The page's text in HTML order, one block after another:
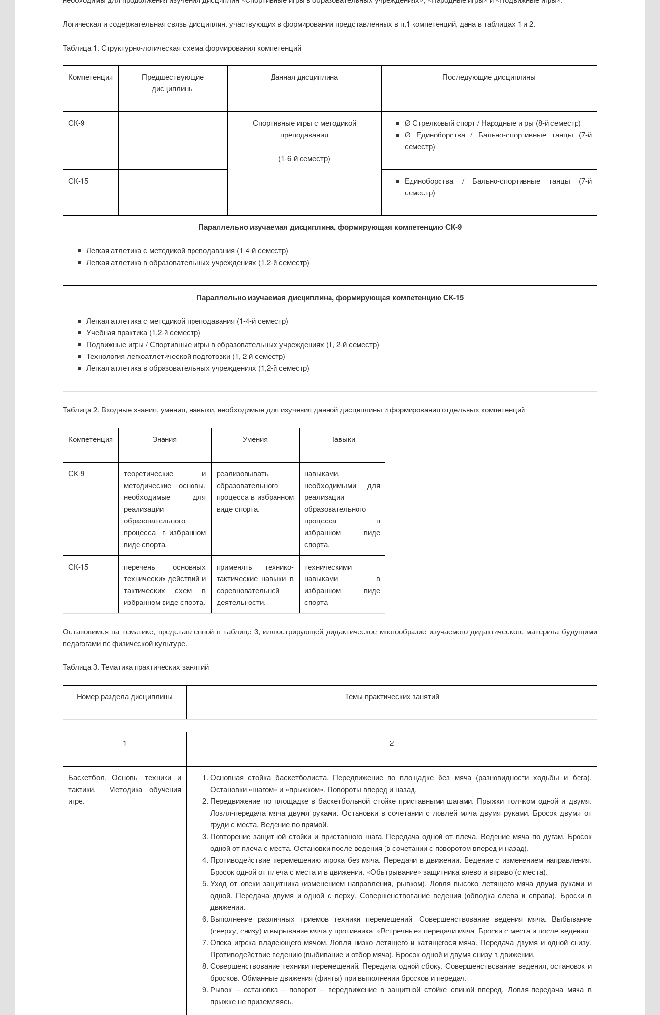
Логическая и содержательная связь дисциплин, участвующих в формировании представленных в п.1 компетенций, дана в таблицах 1 и 2.
Таблица 1. Структурно-логическая схема формирования компетенций
Компетенция
Предшествующие
дисциплины
Данная дисциплина Последующие дисциплины
СК-9
Спортивные игры с методикой
преподавания
(1-6-й семестр)
Ø Стрелковый спорт / Народные игры (8-й семестр)
Ø Единоборства / Бально-спортивные танцы (7-й
семестр)
СК-15
Единоборства / Бально-спортивные танцы (7-й
семестр)
Параллельно изучаемая дисциплина, формирующая компетенцию СК-9
Легкая атлетика с методикой преподавания (1-4-й семестр)
Легкая атлетика в образовательных учреждениях (1,2-й семестр)
Параллельно изучаемая дисциплина, формирующая компетенцию СК-15
Легкая атлетика с методикой преподавания (1-4-й семестр)
Учебная практика (1,2-й семестр)
Подвижные игры / Спортивные игры в образовательных учреждениях (1, 2-й семестр)
Технология легкоатлетической подготовки (1, 2-й семестр)
Легкая атлетика в образовательных учреждениях (1,2-й семестр)
Таблица 2. Входные знания, умения, навыки, необходимые для изучения данной дисциплины и формирования отдельных компетенций
Компетенция Знания Умения Навыки
СК-9
теоретические и
методические основы,
необходимые для
реализации
образовательного
процесса в избранном
виде спорта.
реализовывать
образовательного
процесса в избранном
виде спорта.
навыками,
необходимыми для
реализации
образовательного
процесса в
избранном виде
спорта.
СК-15
перечень основных
технических действий и
тактических схем в
избранном виде спорта.
применять технико-
тактические навыки в
соревновательной
деятельности.
техническими
навыками в
избранном виде
спорта
Остановимся на тематике, представленной в таблице 3, иллюстрирующей дидактическое многообразие изучаемого дидактического материла будущими
педагогами по физической культуре.
Таблица 3. Тематика практических занятий
Номер раздела дисциплины Темы практических занятий
1 2
Баскетбол. Основы техники и
тактики. Методика обучения
игре.
Основная стойка баскетболиста. Передвижение по площадке без мяча (разновидности ходьбы и бега).
Остановки «шагом» и «прыжком». Повороты вперед и назад.
Передвижение по площадке в баскетбольной стойке приставными шагами. Прыжки толчком одной и двумя.
Ловля-передача мяча двумя руками. Остановки в сочетании с ловлей мяча двумя руками. Бросок двумя от
груди с места. Ведение по прямой.
Повторение защитной стойки и приставного шага. Передача одной от плеча. Ведение мяча по дугам. Бросок
одной от плеча с места. Остановки после ведения (в сочетании с поворотом вперед и назад).
Противодействие перемещению игрока без мяча. Передачи в движении. Ведение с изменением направления.
Бросок одной от плеча с места и в движении. «Обыгрывание» защитника влево и вправо (с места).
Уход от опеки защитника (изменением направления, рывком). Ловля высоко летящего мяча двумя руками и
одной. Передача двумя и одной с верху. Совершенствование ведения (обводка слева и справа). Броски в
движении.
Выполнение различных приемов техники перемещений. Совершенствование ведения мяча. Выбывание
(сверху, снизу) и вырывание мяча у противника. «Встречные» передачи мяча. Броски с места и после ведения.
Опека игрока владеющего мячом. Ловля низко летящего и катящегося мяча. Передача двумя и одной снизу.
Противодействие ведению (выбивание и отбор мяча). Бросок одной и двумя снизу в движении.
Совершенствование техники перемещений. Передача одной сбоку. Совершенствование ведения, остановок и
бросков. Обманные движения (финты) при выполнении бросков и передач.
Рывок – остановка – поворот – передвижение в защитной стойке спиной вперед. Ловля-передача мяча в
прыжке не приземляясь.